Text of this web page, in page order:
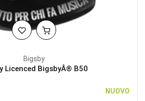
Bigsby
Licenced BigsbyÂ® B50
NUOVO